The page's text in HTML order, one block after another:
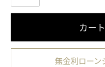
カー
無金利ローン